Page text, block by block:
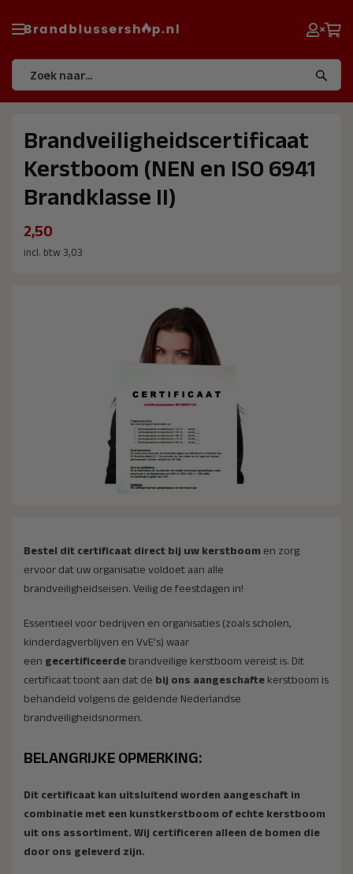
Brandveiligheidscertificaat
Kerstboom (NEN en ISO 6941
Brandklasse II)
2,50
incl. btw 3,03
Bestel dit certificaat direct bij uw kerstboom en zorg
ervoor dat uw organisatie voldoet aan alle
brandveiligheidseisen. Veilig de feestdagen in!
Essentieel voor bedrijven en organisaties (zoals scholen,
kinderdagverblijven en VvE's) waar
een gecertificeerde brandveilige kerstboom vereist is. Dit
certificaat toont aan dat de bij ons aangeschafte kerstboom is
behandeld volgens de geldende Nederlandse
brandveiligheidsnormen.
BELANGRIJKE OPMERKING:
Dit certificaat kan uitsluitend worden aangeschaft in
combinatie met een kunstkerstboom of echte kerstboom
uit ons assortiment. Wij certificeren alleen de bomen die
door ons geleverd zijn.